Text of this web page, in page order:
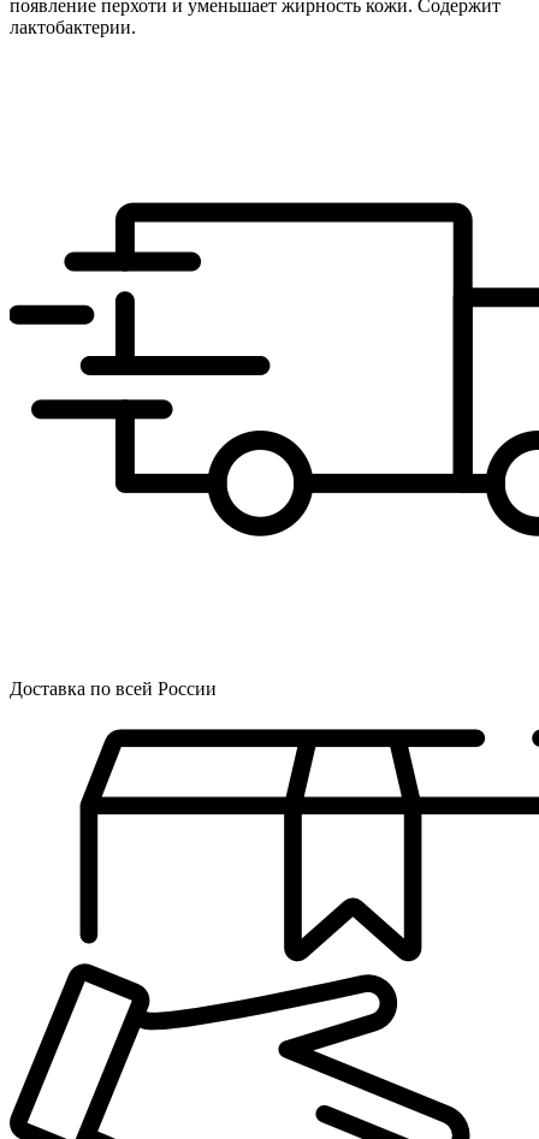
появление перхоти и уменьшает жирность кожи. Содержит
лактобактерии.
Доставка по всей России